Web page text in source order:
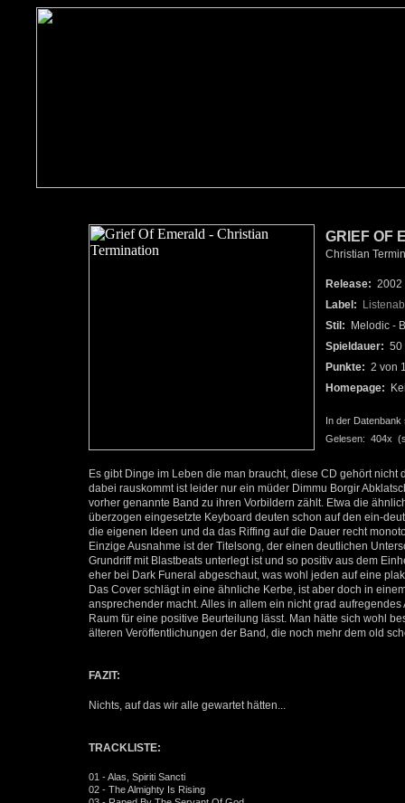
GRIEF OF
Christian
Release: 2002
Label:
Stil: Melodic -
Spieldauer: 50
Punkte: 2 von
Homepage:
In der Datenbank
Gelesen: 404x
Es gibt Dinge im Leben die man braucht, diese CD gehört
dabei rauskommt ist leider nur ein müder Dimmu Borgir
vorher genannte Band zu ihren Vorbildern zählt. Etwa die
überzogen eingesetzte Keyboard deuten schon auf den ein-
die eigenen Ideen und da das Riffing auf die Dauer recht
Einzige Ausnahme ist der Titelsong, der einen deutlichen
Grundriff mit Blastbeats unterlegt ist und so positiv aus dem
eher bei Dark Funeral abgeschaut, was wohl jeden auf eine
Das Cover schlägt in eine ähnliche Kerbe, ist aber doch in
ansprechender macht. Alles in allem ein nicht grad
Raum für eine positive Beurteilung lässt. Man hätte sich wohl
älteren Veröffentlichungen der Band, die noch mehr dem old
FAZIT:
Nichts, auf das wir alle gewartet hätten...
TRACKLISTE:
01 - Alas, Spiriti Sancti
02 - The Almighty Is Rising